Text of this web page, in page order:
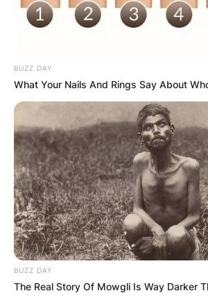
Барај
Пронајдете го тоа што ве
BUZZ DAY
What Your Nails And Rings Say About
BUZZ DAY
The Real Story Of Mowgli Is Way Darker